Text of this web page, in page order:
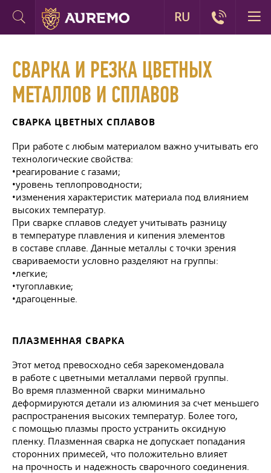
СВАРКА И РЕЗКА ЦВЕТНЫХ
МЕТАЛЛОВ И СПЛАВОВ
СВАРКА ЦВЕТНЫХ СПЛАВОВ
При работе с любым материалом важно учитывать его
технологические свойства:
•реагирование с газами;
•уровень теплопроводности;
•изменения характеристик материала под влиянием
высоких температур.
При сварке сплавов следует учитывать разницу
в температуре плавления и кипения элементов
в составе сплаве. Данные металлы с точки зрения
свариваемости условно разделяют на группы:
•легкие;
•тугоплавкие;
•драгоценные.
ПЛАЗМЕННАЯ СВАРКА
Этот метод превосходно себя зарекомендовала
в работе с цветными металлами первой группы.
Во время плазменной сварки минимально
деформируются детали из алюминия за счет меньшего
распространения высоких температур. Более того,
с помощью плазмы просто устранить оксидную
пленку. Плазменная сварка не допускает попадания
сторонних примесей, что положительно влияет
на прочность и надежность сварочного соединения.
RU